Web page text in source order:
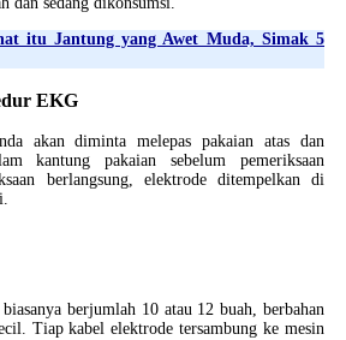
itu Jantung yang Awet Muda, Simak 5
EKG
akan diminta melepas pakaian atas dan
kantung pakaian sebelum pemeriksaan
berlangsung, elektrode ditempelkan di
berjumlah 10 atau 12 buah, berbahan
Tiap kabel elektrode tersambung ke mesin